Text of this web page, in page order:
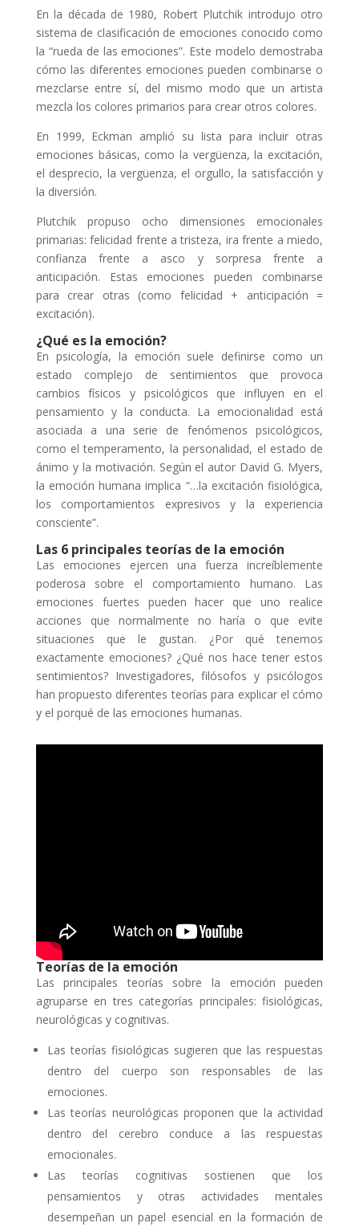
En la década de 1980, Robert Plutchik introdujo otro
sistema de clasificación de emociones conocido como
la “rueda de las emociones”. Este modelo demostraba
cómo las diferentes emociones pueden combinarse o
mezclarse entre sí, del mismo modo que un artista
mezcla los colores primarios para crear otros colores.
En 1999, Eckman amplió su lista para incluir otras
emociones básicas, como la vergüenza, la excitación,
el desprecio, la vergüenza, el orgullo, la satisfacción y
la diversión.
Plutchik propuso ocho dimensiones emocionales
primarias: felicidad frente a tristeza, ira frente a miedo,
confianza frente a asco y sorpresa frente a
anticipación. Estas emociones pueden combinarse
para crear otras (como felicidad + anticipación =
excitación).
¿Qué es la emoción?
En psicología, la emoción suele definirse como un
estado complejo de sentimientos que provoca
cambios físicos y psicológicos que influyen en el
pensamiento y la conducta. La emocionalidad está
asociada a una serie de fenómenos psicológicos,
como el temperamento, la personalidad, el estado de
ánimo y la motivación. Según el autor David G. Myers,
la emoción humana implica “…la excitación fisiológica,
los comportamientos expresivos y la experiencia
consciente”.
Las 6 principales teorías de la emoción
Las emociones ejercen una fuerza increíblemente
poderosa sobre el comportamiento humano. Las
emociones fuertes pueden hacer que uno realice
acciones que normalmente no haría o que evite
situaciones que le gustan. ¿Por qué tenemos
exactamente emociones? ¿Qué nos hace tener estos
sentimientos? Investigadores, filósofos y psicólogos
han propuesto diferentes teorías para explicar el cómo
y el porqué de las emociones humanas.
Teorías de la emoción
Las principales teorías sobre la emoción pueden
agruparse en tres categorías principales: fisiológicas,
neurológicas y cognitivas.
Las teorías fisiológicas sugieren que las respuestas
dentro del cuerpo son responsables de las
emociones.
Las teorías neurológicas proponen que la actividad
dentro del cerebro conduce a las respuestas
emocionales.
Las teorías cognitivas sostienen que los
pensamientos y otras actividades mentales
desempeñan un papel esencial en la formación de